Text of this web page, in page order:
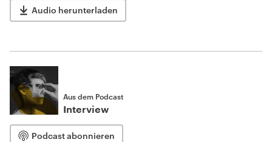
Audio herunterladen
Aus dem Podcast
Interview
Podcast abonnieren